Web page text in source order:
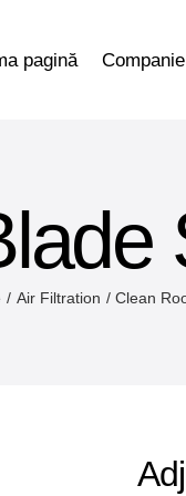
pagină Companie
Air Filtration Clean